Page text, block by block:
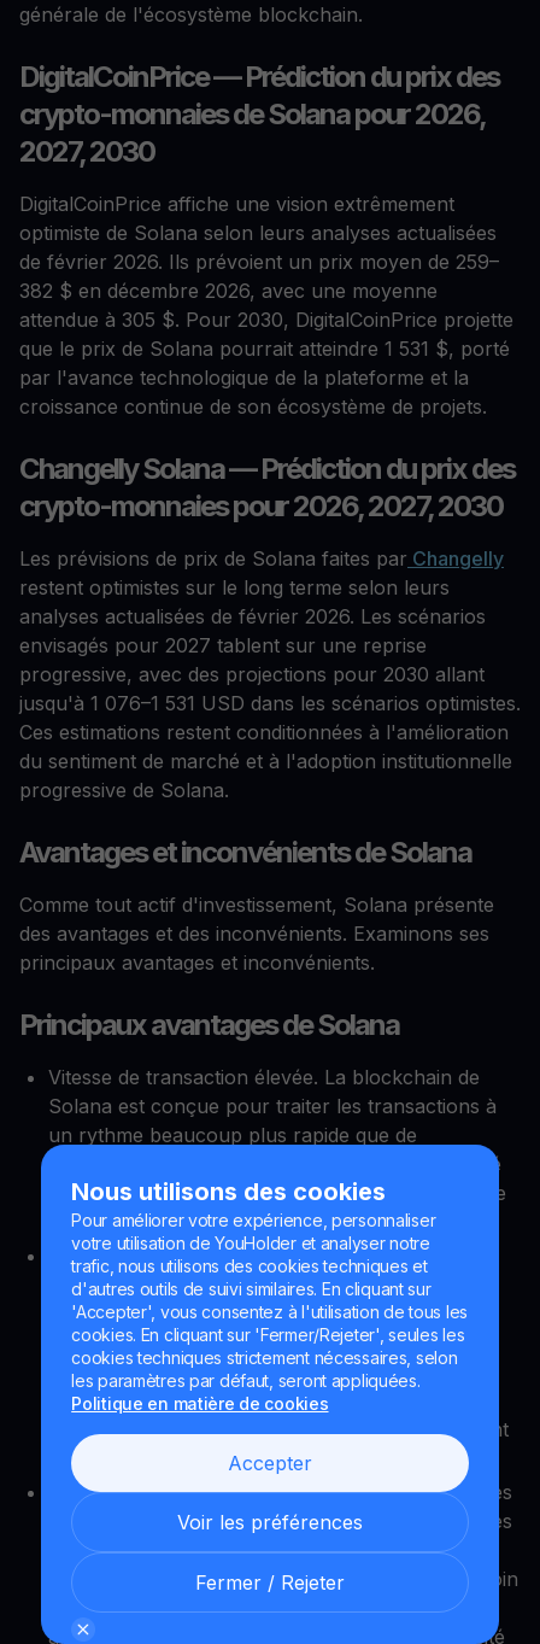
Nous utilisons des cookies
Pour améliorer votre expérience, personnaliser
votre utilisation de YouHolder et analyser notre
trafic, nous utilisons des cookies techniques et
d'autres outils de suivi similaires. En cliquant sur
'Accepter', vous consentez à l'utilisation de tous les
cookies. En cliquant sur 'Fermer/Rejeter', seules les
cookies techniques strictement nécessaires, selon
les paramètres par défaut, seront appliquées.
Politique en matière de cookies
Accepter
Voir les préférences
Fermer / Rejeter
générale de l'écosystème blockchain.
DigitalCoinPrice — Prédiction du prix des
crypto-monnaies de Solana pour 2026,
2027, 2030
DigitalCoinPrice affiche une vision extrêmement
optimiste de Solana selon leurs analyses actualisées
de février 2026. Ils prévoient un prix moyen de 259–
382 $ en décembre 2026, avec une moyenne
attendue à 305 $. Pour 2030, DigitalCoinPrice projette
que le prix de Solana pourrait atteindre 1 531 $, porté
par l'avance technologique de la plateforme et la
croissance continue de son écosystème de projets.
Changelly Solana — Prédiction du prix des
crypto-monnaies pour 2026, 2027, 2030
Les prévisions de prix de Solana faites par Changelly
restent optimistes sur le long terme selon leurs
analyses actualisées de février 2026. Les scénarios
envisagés pour 2027 tablent sur une reprise
progressive, avec des projections pour 2030 allant
jusqu'à 1 076–1 531 USD dans les scénarios optimistes.
Ces estimations restent conditionnées à l'amélioration
du sentiment de marché et à l'adoption institutionnelle
progressive de Solana.
Avantages et inconvénients de Solana
Comme tout actif d'investissement, Solana présente
des avantages et des inconvénients. Examinons ses
principaux avantages et inconvénients.
Principaux avantages de Solana
Vitesse de transaction élevée. La blockchain de
Solana est conçue pour traiter les transactions à
un rythme beaucoup plus rapide que de
nombreuses autres plateformes, avec la capacité
de gérer jusqu'à 65 000 transactions par seconde
(TPS).
Faibles coûts de transaction. L'architecture du
réseau permet des frais de transaction très bas,
souvent inférieurs à 0,01 $ par transaction. Cela
fait de Solana une option attrayante pour les
dApps, les plateformes de finance décentralisée
(DeFi) et les projets NFT, où les frais élevés sur
d'autres plateformes, telles qu'Ethereum, peuvent
être prohibitifs.
Évolutivité. Contrairement à de nombreuses autres
blockchains qui sont confrontées à des problèmes
d'évolutivité au fur et à mesure qu'elles
grandissent, Solana peut évoluer sans avoir besoin
de solutions de couche 2 ou de sharding. Son
architecture est conçue pour maintenir l'efficacité